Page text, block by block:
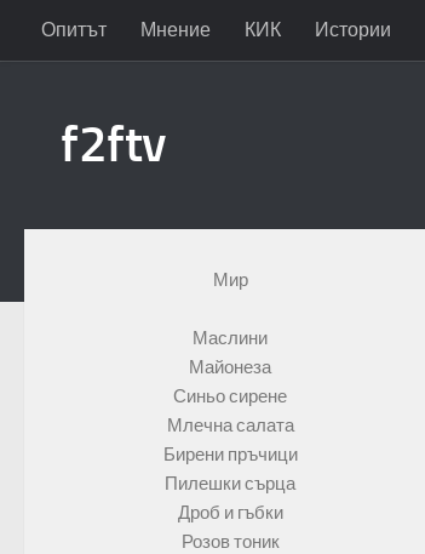
Към съдържанието
Опитът Мнение КИК Истории
f2ftv
Мир
Маслини
Майонеза
Синьо сирене
Млечна салата
Бирени пръчици
Пилешки сърца
Дроб и гъбки
Розов тоник